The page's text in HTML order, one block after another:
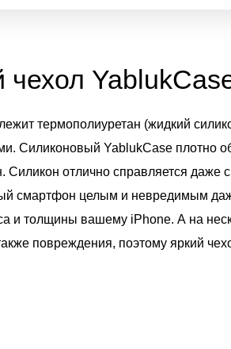
термополиуретан (жидкий
Силиконовый YablukCase плотно
Силикон отлично справляется
смартфон целым и невредимым
и толщины вашему iPhone. А на
повреждения, поэтому яркий